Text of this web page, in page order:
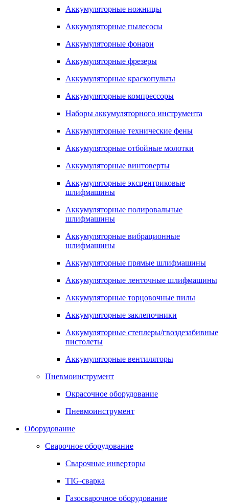
Аккумуляторные ножницы
Аккумуляторные пылесосы
Аккумуляторные фонари
Аккумуляторные фрезеры
Аккумуляторные краскопульты
Аккумуляторные компрессоры
Наборы аккумуляторного инструмента
Аккумуляторные технические фены
Аккумуляторные отбойные молотки
Аккумуляторные винтоверты
Аккумуляторные эксцентриковые
шлифмашины
Аккумуляторные полировальные
шлифмашины
Аккумуляторные вибрационные
шлифмашины
Аккумуляторные прямые шлифмашины
Аккумуляторные ленточные шлифмашины
Аккумуляторные торцовочные пилы
Аккумуляторные заклепочники
Аккумуляторные степлеры/гвоздезабивные
пистолеты
Аккумуляторные вентиляторы
Пневмоинструмент
Окрасочное оборудование
Пневмоинструмент
Оборудование
Сварочное оборудование
Сварочные инверторы
TIG-сварка
Газосварочное оборудование